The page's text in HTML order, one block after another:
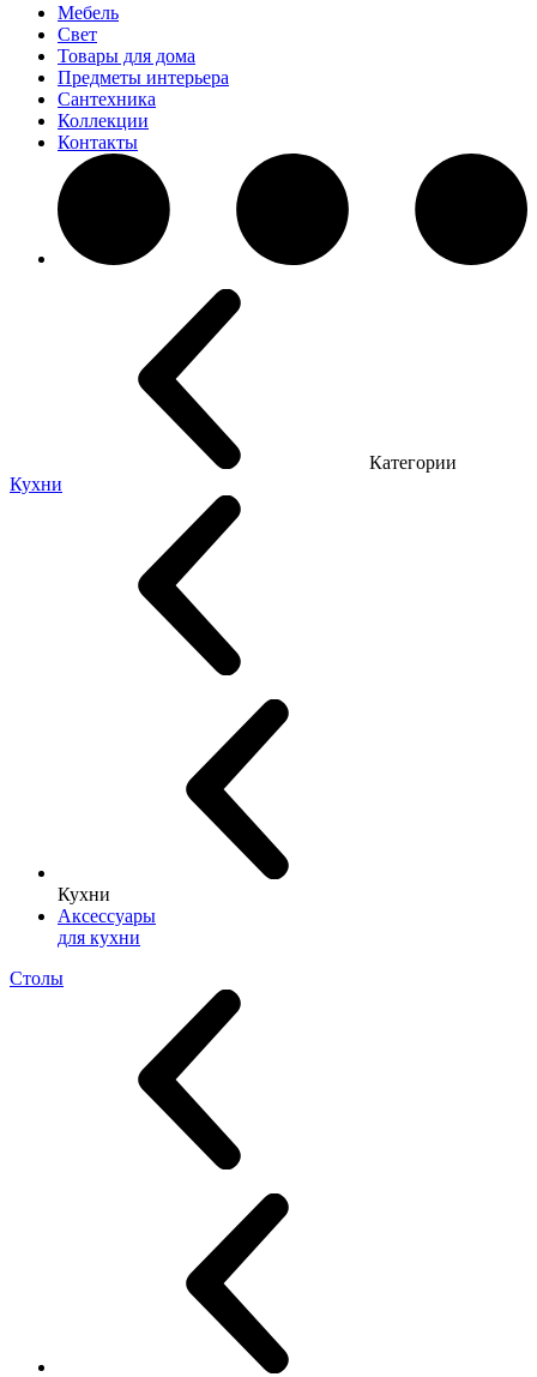
Мебель
Свет
Товары для дома
Предметы интерьера
Сантехника
Коллекции
Контакты
Категории
Кухни
Кухни
Аксессуары
для кухни
Столы